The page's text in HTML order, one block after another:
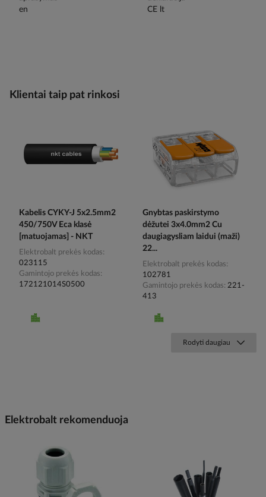
Klientai taip pat rinkosi
Kabelis CYKY-J 5x2.5mm2
450/750V Eca klasė
[matuojamas] - NKT
Elektrobalt prekės kodas
023115
Gamintojo prekės kodas
172121014S0500
Gnybtas paskirstymo
dėžutei 3x4.0mm2 Cu
daugiagysliam laidui (maži)
22...
Elektrobalt prekės kodas
102781
Gamintojo prekės kodas 221-
413
Rodyti daugiau
Elektrobalt rekomenduoja